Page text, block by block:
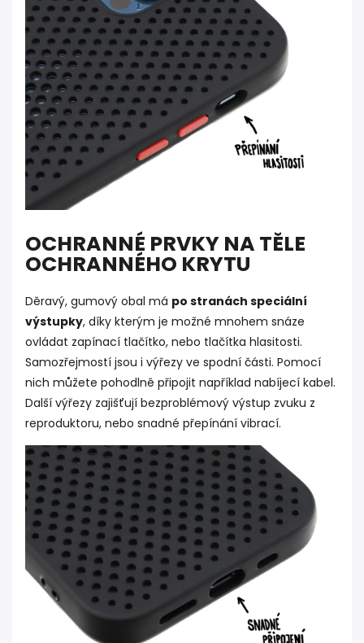
OCHRANNÉ PRVKY NA TĚLE
OCHRANNÉHO KRYTU
Děravý, gumový obal má po stranách speciální
výstupky, díky kterým je možné mnohem snáze
ovládat zapínací tlačítko, nebo tlačítka hlasitosti.
Samozřejmostí jsou i výřezy ve spodní části. Pomocí
nich můžete pohodlně připojit například nabíjecí kabel.
Další výřezy zajišťují bezproblémový výstup zvuku z
reproduktoru, nebo snadné přepínání vibrací.